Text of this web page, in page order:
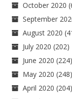
October 2020
September
August 2020
July 2020 (202)
June 2020 (224)
May 2020 (248)
April 2020 (204)